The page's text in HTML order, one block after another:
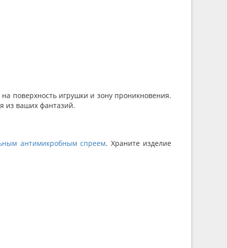
на поверхность игрушки и зону проникновения.
из ваших фантазий.
антимикробным спреем. Храните изделие